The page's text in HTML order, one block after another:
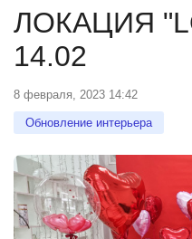
ЛОКАЦИЯ
14.02
8 февраля, 2023 14:42
Обновление интерьера